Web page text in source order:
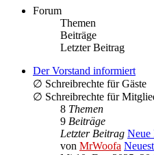
Forum
Themen
Beiträge
Letzter Beitrag
Der Vorstand informiert
∅ Schreibrechte für Gäste
∅ Schreibrechte für
8 Themen
9 Beiträge
Letzter Beitrag Neue
von MrWoofa